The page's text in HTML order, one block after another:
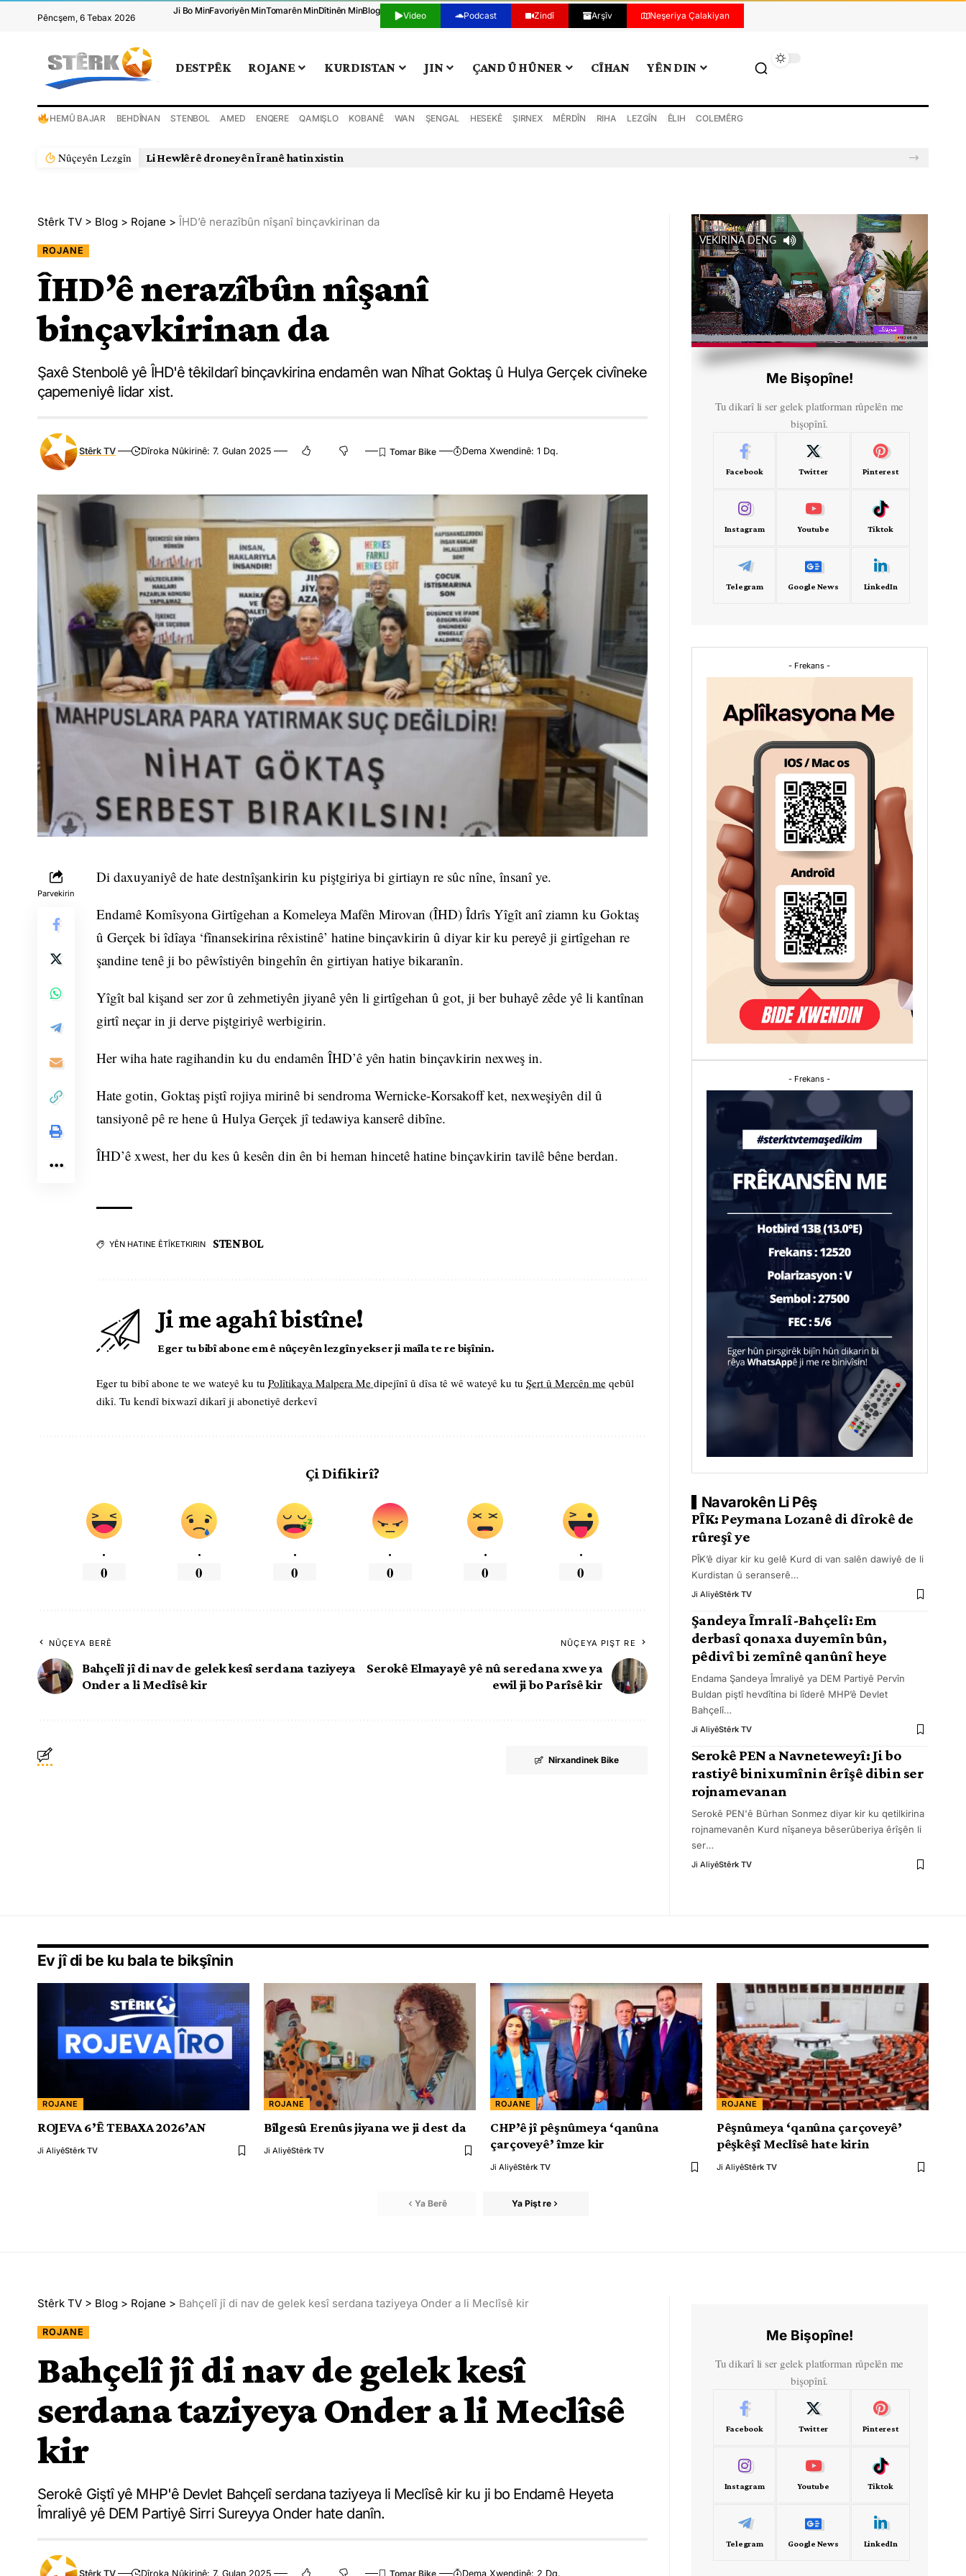
Pêncşem, 6 Tebax 2026
Ji Bo MinFavoriyên MinTomarên MinDîtinên MinBlog Video Podcast Zindî Arşîv Neşeriya Çalakiyan
DESTPÊK ROJANE KURDISTAN JIN ÇAND Û HÛNER CÎHAN YÊN DIN
HEMÛ BAJAR BEHDÎNAN STENBOL AMED ENQERE QAMIŞLO KOBANÊ WAN ŞENGAL HESEKÊ ŞIRNEX MÊRDÎN RIHA LEZGÎN ÊLIH COLEMÊRG
Nûçeyên Lezgîn Li Hewlêrê droneyên Îranê hatin xistin
Stêrk TV > Blog > Rojane > ÎHD’ê nerazîbûn nîşanî binçavkirinan da
ROJANE
ÎHD’ê nerazîbûn nîşanî
binçavkirinan da
Şaxê Stenbolê yê ÎHD'ê têkildarî binçavkirina endamên wan Nîhat Goktaş û Hulya Gerçek civîneke
çapemeniyê lidar xist.
Stêrk TV Dîroka Nûkirinê: 7. Gulan 2025 Dema Xwendinê: 1 Dq.
Parvekirin
Di daxuyaniyê de hate destnîşankirin ku piştgiriya bi girtiayn re sûc nîne, însanî ye.
Endamê Komîsyona Girtîgehan a Komeleya Mafên Mirovan (ÎHD) Îdrîs Yîgît anî ziamn ku Goktaş
û Gerçek bi îdîaya ‘fînansekirina rêxistinê’ hatine binçavkirin û diyar kir ku pereyê ji girtîgehan re
şandine tenê ji bo pêwîstiyên bingehîn ên girtiyan hatiye bikaranîn.
Yîgît bal kişand ser zor û zehmetiyên jiyanê yên li girtîgehan û got, ji ber buhayê zêde yê li kantînan
girtî neçar in ji derve piştgiriyê werbigirin.
Her wiha hate ragihandin ku du endamên ÎHD’ê yên hatin binçavkirin nexweş in.
Hate gotin, Goktaş piştî rojiya mirinê bi sendroma Wernicke-Korsakoff ket, nexweşiyên dil û
tansiyonê pê re hene û Hulya Gerçek jî tedawiya kanserê dibîne.
ÎHD’ê xwest, her du kes û kesên din ên bi heman hincetê hatine binçavkirin tavilê bêne berdan.
YÊN HATINE ÊTÎKETKIRIN STENBOL
Ji me agahî bistîne!
Eger tu bibî abone em ê nûçeyên lezgîn yekser ji maîla te re bişînin.
Eger tu bibî abone te we wateyê ku tu Polîtikaya Malpera Me dipejînî û dîsa tê wê wateyê ku tu Şert û Mercên me qebûl
dikî. Tu kendî bixwazî dikarî ji abonetiyê derkevî
Çi Difikirî?
.
0
.
0
.
0
.
0
.
0
.
0
NÛÇEYA BERÊ
Bahçelî jî di nav de gelek kesî serdana taziyeya
Onder a li Meclîsê kir
NÛÇEYA PIŞT RE
Serokê Elmayayê yê nû seredana xwe ya
ewil ji bo Parîsê kir
Nirxandinek Bike
VEKIRINA DENG
Me Bişopîne!
Tu dikarî li ser gelek platforman rûpelên me
bişopînî.
Facebook Twitter Pinterest
Instagram Youtube Tiktok
Telegram Google News LinkedIn
- Frekans -
- Frekans -
Navarokên Li Pêş
PÎK: Peymana Lozanê di dîrokê de
rûreşî ye
PÎK’ê diyar kir ku gelê Kurd di van salên dawiyê de li
Kurdistan û seranserê…
Ji AliyêStêrk TV
Şandeya Îmralî-Bahçelî: Em
derbasî qonaxa duyemîn bûn,
pêdivî bi zemînê qanûnî heye
Endama Şandeya Îmraliyê ya DEM Partiyê Pervîn
Buldan piştî hevdîtina bi lîderê MHP’ê Devlet
Bahçelî…
Ji AliyêStêrk TV
Serokê PEN a Navneteweyî: Ji bo
rastiyê binixumînin êrîşê dibin ser
rojnamevanan
Serokê PEN'ê Bûrhan Sonmez diyar kir ku qetilkirina
rojnamevanên Kurd nîşaneya bêserûberiya êrîşên li
ser…
Ji AliyêStêrk TV
Ev jî di be ku bala te bikşînin
ROJANE
ROJEVA 6’Ê TEBAXA 2026’AN
Ji AliyêStêrk TV
ROJANE
Bîlgesû Erenûs jiyana we ji dest da
Ji AliyêStêrk TV
ROJANE
CHP’ê jî pêşnûmeya ‘qanûna
çarçoveyê’ îmze kir
Ji AliyêStêrk TV
ROJANE
Pêşnûmeya ‘qanûna çarçoveyê’
pêşkêşî Meclîsê hate kirin
Ji AliyêStêrk TV
Ya Berê Ya Pişt re
Stêrk TV > Blog > Rojane > Bahçelî jî di nav de gelek kesî serdana taziyeya Onder a li Meclîsê kir
ROJANE
Bahçelî jî di nav de gelek kesî
serdana taziyeya Onder a li Meclîsê
kir
Serokê Giştî yê MHP'ê Devlet Bahçelî serdana taziyeya li Meclîsê kir ku ji bo Endamê Heyeta
Îmraliyê yê DEM Partiyê Sirri Sureyya Onder hate danîn.
Stêrk TV Dîroka Nûkirinê: 7. Gulan 2025 Dema Xwendinê: 2 Dq.
Me Bişopîne!
Tu dikarî li ser gelek platforman rûpelên me
bişopînî.
Facebook Twitter Pinterest
Instagram Youtube Tiktok
Telegram Google News LinkedIn